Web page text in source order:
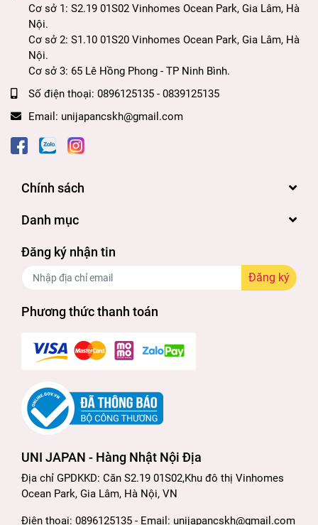
Cơ sở 1: S2.19 01S02 Vinhomes Ocean Park, Gia Lâm, Hà
Nội.
Cơ sở 2: S1.10 01S20 Vinhomes Ocean Park, Gia Lâm, Hà
Nội.
Cơ sở 3: 65 Lê Hồng Phong - TP Ninh Bình.
Số điện thoại: 0896125135 - 0839125135
Email: unijapancskh@gmail.com
Chính sách
Danh mục
Đăng ký nhận tin
Đăng ký
Phương thức thanh toán
UNI JAPAN - Hàng Nhật Nội Địa
Địa chỉ GPDKKD: Căn S2.19 01S02,Khu đô thị Vinhomes
Ocean Park, Gia Lâm, Hà Nội, VN
Điện thoại: 0896125135 - Email: unijapancskh@gmail.com